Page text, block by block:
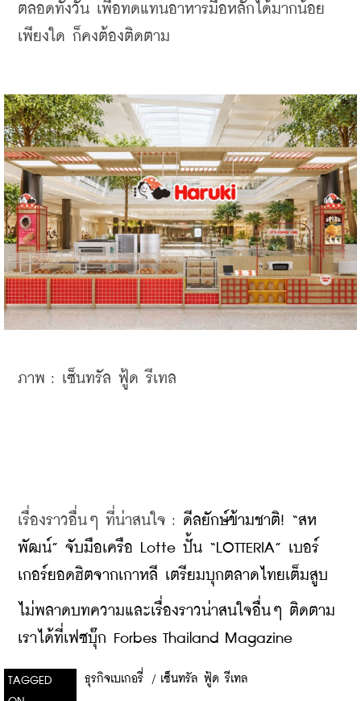
ตลอดทั้งวัน เพื่อทดแทนอาหารมื้อหลักได้มากน้อย
เพียงใด ก็คงต้องติดตาม
ภาพ : เซ็นทรัล ฟู้ด รีเทล
เรื่องราวอื่นๆ ที่น่าสนใจ : ดีลยักษ์ข้ามชาติ! “สห
พัฒน์” จับมือเครือ Lotte ปั้น “LOTTERIA” เบอร์
เกอร์ยอดฮิตจากเกาหลี เตรียมบุกตลาดไทยเต็มสูบ
ไม่พลาดบทความและเรื่องราวน่าสนใจอื่นๆ ติดตาม
เราได้ที่เฟซบุ๊ก Forbes Thailand Magazine
TAGGED
ธุรกิจเบเกอรี่ / เซ็นทรัล ฟู้ด รีเทล